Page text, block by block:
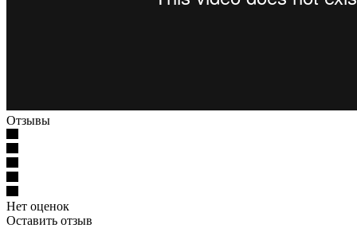
Отзывы
Нет оценок
Оставить отзыв